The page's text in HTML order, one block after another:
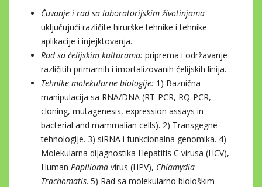
Čuvanje i rad sa laboratorijskim životinjama
uključujući različite hirurške tehnike i tehnike
aplikacije i injejktovanja.
Rad sa ćelijskim kulturama: priprema i održavanje
različitih primarnih i imortalizovanih ćelijskih linija.
Tehnike molekularne biologije: 1) Baznična
manipulacija sa RNA/DNA (RT-PCR, RQ-PCR,
cloning, mutagenesis, expression assays in
bacterial and mammalian cells). 2) Transgegne
tehnologije. 3) siRNA i funkcionalna genomika. 4)
Molekularna dijagnostika Hepatitis C virusa (HCV),
Human Papilloma virus (HPV), Chlamydia
Trachomatis. 5) Rad sa molekularno biološkim